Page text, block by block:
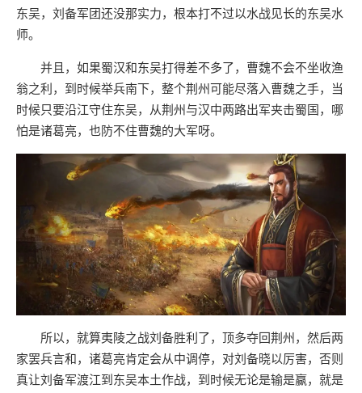
东吴，刘备军团还没那实力，根本打不过以水战见长的东吴水
师。
并且，如果蜀汉和东吴打得差不多了，曹魏不会不坐收渔
翁之利，到时候举兵南下，整个荆州可能尽落入曹魏之手，当
时候只要沿江守住东吴，从荆州与汉中两路出军夹击蜀国，哪
怕是诸葛亮，也防不住曹魏的大军呀。
所以，就算夷陵之战刘备胜利了，顶多夺回荆州，然后两
家罢兵言和，诸葛亮肯定会从中调停，对刘备晓以厉害，否则
真让刘备军渡江到东吴本土作战，到时候无论是输是赢，就是